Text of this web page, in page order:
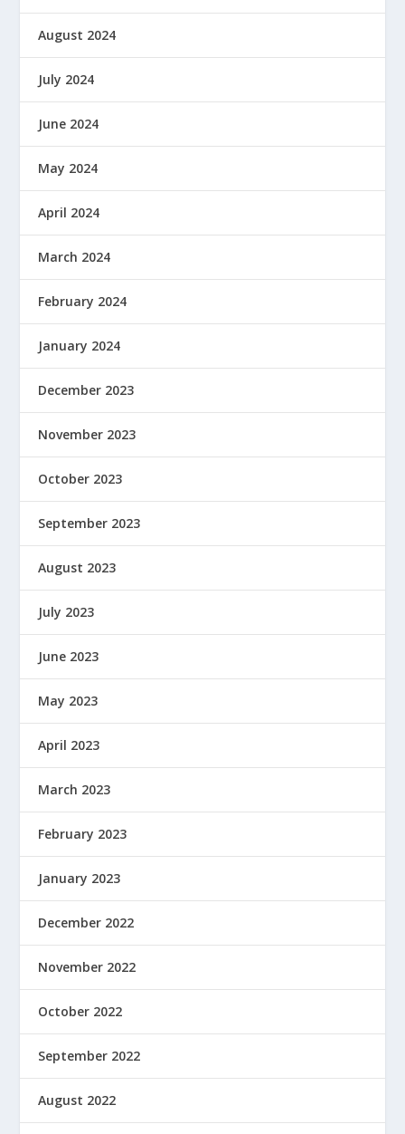
August 2024
July 2024
June 2024
May 2024
April 2024
March 2024
February 2024
January 2024
December 2023
November 2023
October 2023
September 2023
August 2023
July 2023
June 2023
May 2023
April 2023
March 2023
February 2023
January 2023
December 2022
November 2022
October 2022
September 2022
August 2022